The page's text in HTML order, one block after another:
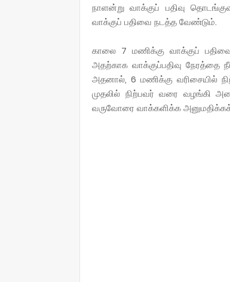
நாளன்று வாக்குப் பதிவு
வாக்குப் பதிவை நடத்த வேண்டும்.
காலை 7 மணிக்கு வாக்குப்
அதற்காக வாக்குப்பதிவு நேரத்தை
அதனால், 6 மணிக்கு வரிசையில்
முதலில் நிற்பவர் வரை வழங்கி
வருவோரை வாக்களிக்க அனுமதிக்கக்